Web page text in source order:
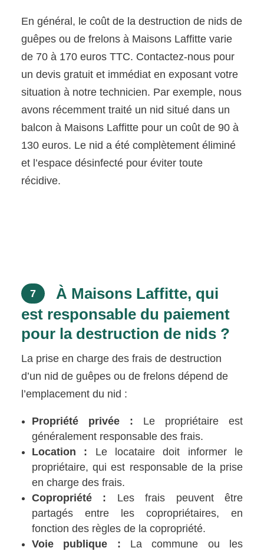
En général, le coût de la destruction de nids de
guêpes ou de frelons à Maisons Laffitte varie
de 70 à 170 euros TTC. Contactez-nous pour
un devis gratuit et immédiat en exposant votre
situation à notre technicien. Par exemple, nous
avons récemment traité un nid situé dans un
balcon à Maisons Laffitte pour un coût de 90 à
130 euros. Le nid a été complètement éliminé
et l’espace désinfecté pour éviter toute
récidive.
7
À Maisons Laffitte, qui
est responsable du paiement
pour la destruction de nids ?
La prise en charge des frais de destruction
d’un nid de guêpes ou de frelons dépend de
l’emplacement du nid :
Propriété privée : Le propriétaire est
généralement responsable des frais.
Location : Le locataire doit informer le
propriétaire, qui est responsable de la prise
en charge des frais.
Copropriété : Les frais peuvent être
partagés entre les copropriétaires, en
fonction des règles de la copropriété.
Voie publique : La commune ou les